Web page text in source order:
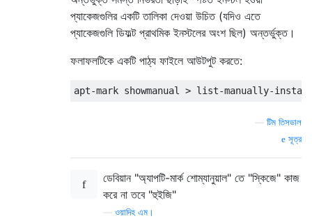
প্যাকেজগুলির একটি তালিকা দেওয়া উচিত (যদিও এতে
প্যাকেজগুলি ডিফল্ট প্রাথমিক ইনস্টলের অংশ ছিল) অন্তর্ভুক্ত।
ফলাফলটিকে একটি পাঠ্য ফাইলে আউটপুট করতে:
টিম তিসডাল
সূত্র
ডেবিয়ান "অ্যাপটি-মার্ক শোম্যানুয়াল" তে "স্কিজে" কাজ
করে না তবে "হুইজি"
ওয়াদিহ এম।